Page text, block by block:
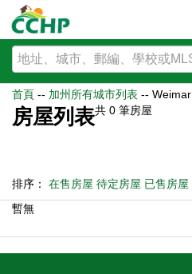
首頁 -- 加州所有城市列表 -- Weimar
房屋列表共 0 筆房屋
排序： 在售房屋 待定房屋 已售房屋
暫無